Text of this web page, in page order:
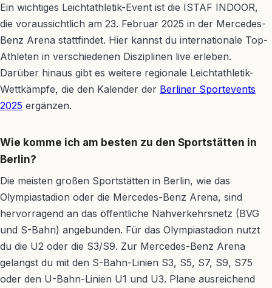
Ein wichtiges Leichtathletik-Event ist die ISTAF INDOOR,
die voraussichtlich am 23. Februar 2025 in der Mercedes-
Benz Arena stattfindet. Hier kannst du internationale Top-
Athleten in verschiedenen Disziplinen live erleben.
Darüber hinaus gibt es weitere regionale Leichtathletik-
Wettkämpfe, die den Kalender der Berliner Sportevents
2025 ergänzen.
Wie komme ich am besten zu den Sportstätten in
Berlin?
Die meisten großen Sportstätten in Berlin, wie das
Olympiastadion oder die Mercedes-Benz Arena, sind
hervorragend an das öffentliche Nahverkehrsnetz (BVG
und S-Bahn) angebunden. Für das Olympiastadion nutzt
du die U2 oder die S3/S9. Zur Mercedes-Benz Arena
gelangst du mit den S-Bahn-Linien S3, S5, S7, S9, S75
oder den U-Bahn-Linien U1 und U3. Plane ausreichend